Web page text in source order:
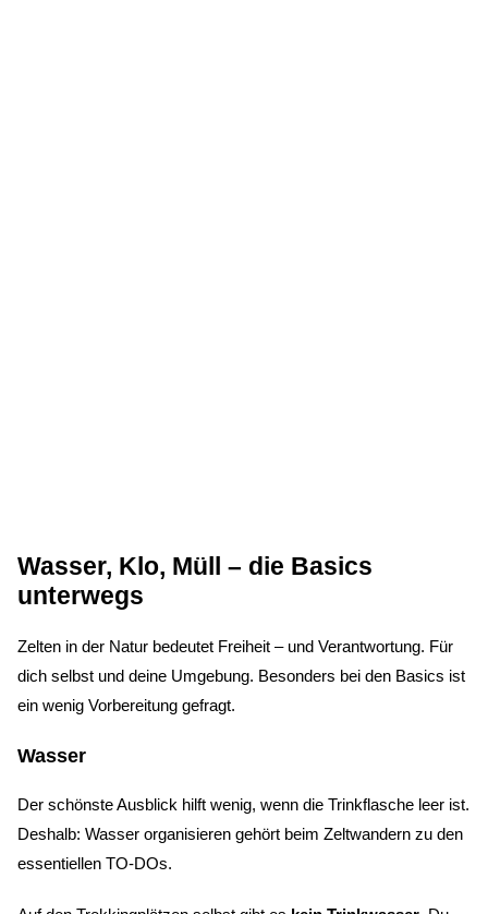
Wasser, Klo, Müll – die Basics
unterwegs
Zelten in der Natur bedeutet Freiheit – und Verantwortung. Für
dich selbst und deine Umgebung. Besonders bei den Basics ist
ein wenig Vorbereitung gefragt.
Wasser
Der schönste Ausblick hilft wenig, wenn die Trinkflasche leer ist.
Deshalb: Wasser organisieren gehört beim Zeltwandern zu den
essentiellen TO-DOs.